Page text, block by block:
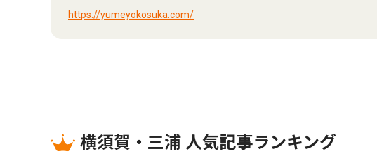
https://yumeyokosuka.com/
横須賀・三浦 人気記事ランキング